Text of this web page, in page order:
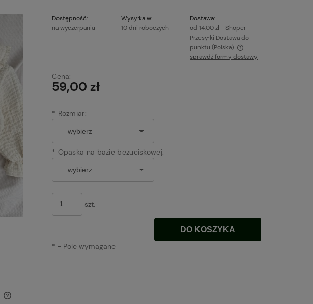
Dostępność:
na wyczerpaniu
Wysyłka w:
10 dni roboczych
Dostawa:
od 14,00 zł - Shoper
Przesyłki Dostawa do
punktu (Polska)
sprawdź formy dostawy
Cena:
59,00 zł
* Rozmiar:
* Opaska na bazie bezuciskowej:
szt.
DO KOSZYKA
* - Pole wymagane